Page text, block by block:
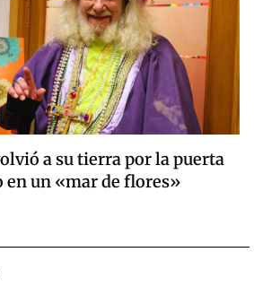
a su tierra por la puerta
en un «mar de flores»